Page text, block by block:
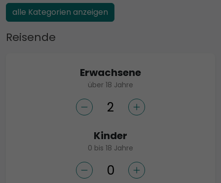
alle Kategorien anzeigen
Reisende
Erwachsene
über 18 Jahre
Kinder
0 bis 18 Jahre